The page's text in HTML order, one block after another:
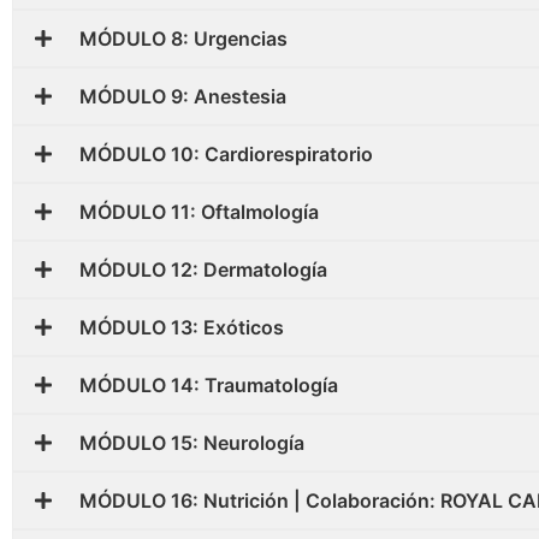
MÓDULO 8: Urgencias
MÓDULO 9: Anestesia
MÓDULO 10: Cardiorespiratorio
MÓDULO 11: Oftalmología
MÓDULO 12: Dermatología
MÓDULO 13: Exóticos
MÓDULO 14: Traumatología
MÓDULO 15: Neurología
MÓDULO 16: Nutrición | Colaboración: ROYAL